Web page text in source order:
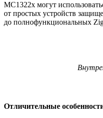
MC1322x могут
от простых устройств
до полнофункциональных
Отличительные